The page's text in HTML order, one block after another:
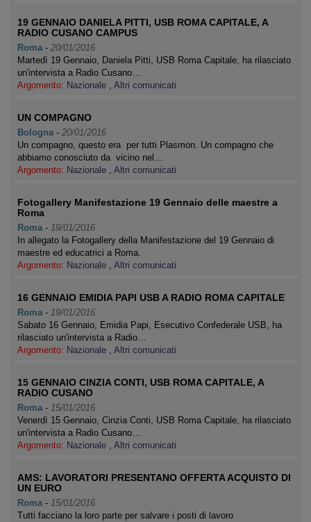
19 GENNAIO DANIELA PITTI, USB ROMA CAPITALE, A
RADIO CUSANO CAMPUS
Roma - 20/01/2016
Martedì 19 Gennaio, Daniela Pitti, USB Roma Capitale, ha rilasciato
un'intervista a Radio Cusano…
Argomento: Nazionale , Altri comunicati
UN COMPAGNO
Bologna - 20/01/2016
Un compagno, questo era per tutti Plasmon. Un compagno che
abbiamo conosciuto da vicino nel…
Argomento: Nazionale , Altri comunicati
Fotogallery Manifestazione 19 Gennaio delle maestre a
Roma
Roma - 19/01/2016
In allegato la Fotogallery della Manifestazione del 19 Gennaio di
maestre ed educatrici a Roma.
Argomento: Nazionale , Altri comunicati
16 GENNAIO EMIDIA PAPI USB A RADIO ROMA CAPITALE
Roma - 19/01/2016
Sabato 16 Gennaio, Emidia Papi, Esecutivo Confederale USB, ha
rilasciato un'intervista a Radio…
Argomento: Nazionale , Altri comunicati
15 GENNAIO CINZIA CONTI, USB ROMA CAPITALE, A
RADIO CUSANO
Roma - 15/01/2016
Venerdì 15 Gennaio, Cinzia Conti, USB Roma Capitale, ha rilasciato
un'intervista a Radio Cusano…
Argomento: Nazionale , Altri comunicati
AMS: LAVORATORI PRESENTANO OFFERTA ACQUISTO DI
UN EURO
Roma - 15/01/2016
Tutti facciano la loro parte per salvare i posti di lavoro